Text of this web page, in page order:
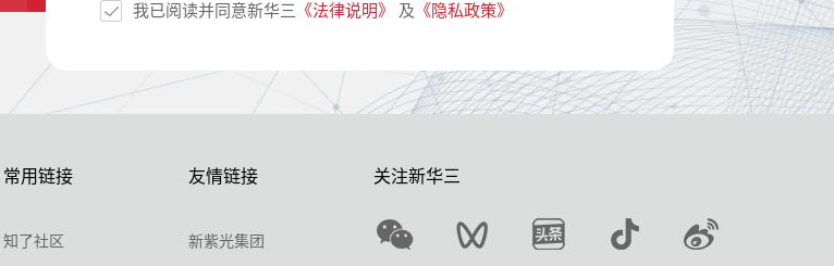
我已阅读并同意新华三 《法律说明》 及 《隐私政策》
常用链接
知了社区
友情链接
新紫光集团
关注新华三